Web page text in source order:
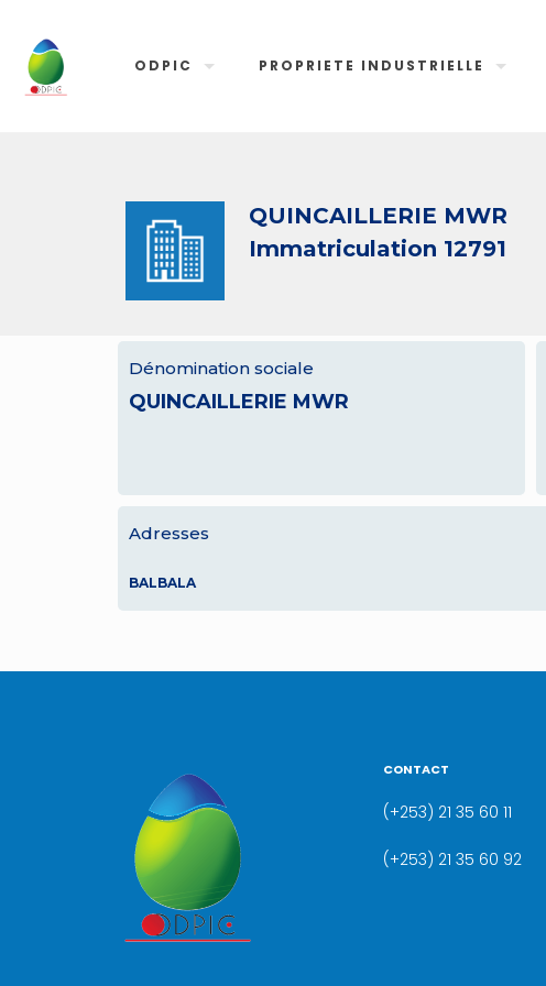
ODPIC PROPRIETE INDUSTRIELLE
QUINCAILLERIE MWR
Immatriculation 12791
Dénomination sociale
QUINCAILLERIE MWR
Adresses
BALBALA
CONTACT
(+253) 21 35 60 11
(+253) 21 35 60 92